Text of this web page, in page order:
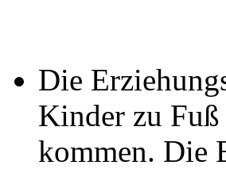
Die
Kinder zu
kommen. Die